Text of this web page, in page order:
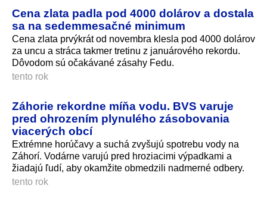
Cena zlata padla pod 4000 dolárov a dostala
sa na sedemmesačné minimum
Cena zlata prvýkrát od novembra klesla pod 4000 dolárov
za uncu a stráca takmer tretinu z januárového rekordu.
Dôvodom sú očakávané zásahy Fedu.
tento rok
Záhorie rekordne míňa vodu. BVS varuje
pred ohrozením plynulého zásobovania
viacerých obcí
Extrémne horúčavy a suchá zvyšujú spotrebu vody na
Záhorí. Vodárne varujú pred hroziacimi výpadkami a
žiadajú ľudí, aby okamžite obmedzili nadmerné odbery.
tento rok